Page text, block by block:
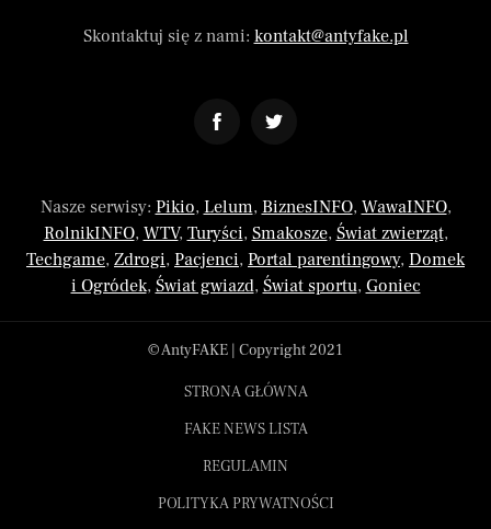
Skontaktuj się z nami: kontakt@antyfake.pl
Nasze serwisy: Pikio, Lelum, BiznesINFO, WawaINFO,
RolnikINFO, WTV, Turyści, Smakosze, Świat zwierząt,
Techgame, Zdrogi, Pacjenci, Portal parentingowy, Domek
i Ogródek, Świat gwiazd, Świat sportu, Goniec
© AntyFAKE | Copyright 2021
STRONA GŁÓWNA
FAKE NEWS LISTA
REGULAMIN
POLITYKA PRYWATNOŚCI